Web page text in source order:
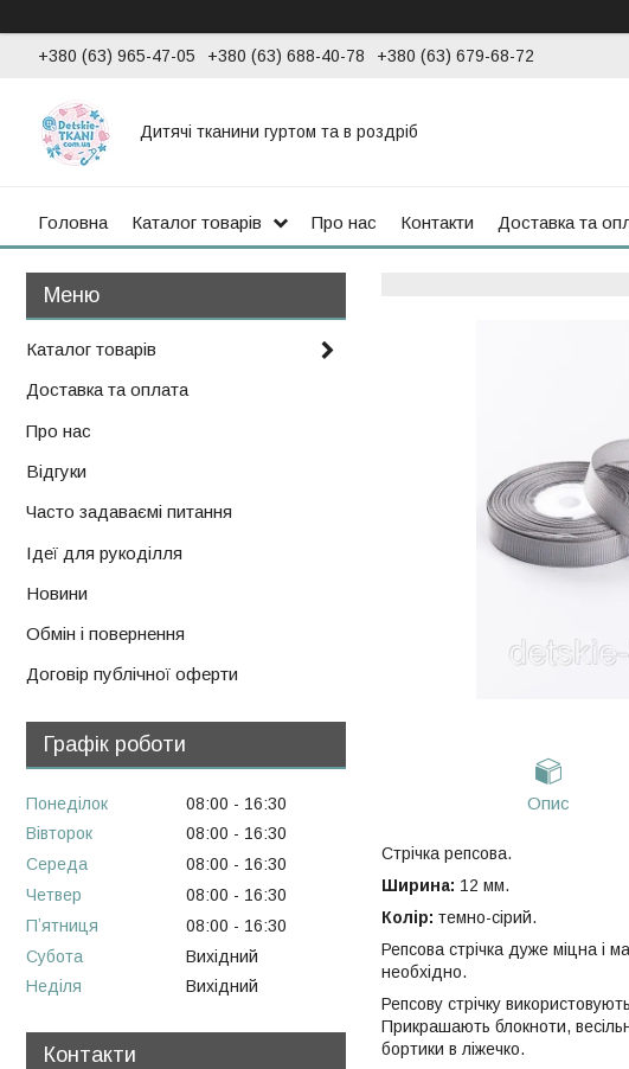
+380 (63) 965-47-05 +380 (63) 688-40-78 +380 (63) 679-68-72
Дитячі тканини гуртом та в роздріб
Головна Каталог товарів Про нас Контакти Доставка та
Опис
Стрічка репсова.
Ширина: 12 мм.
Колір: темно-сірий.
Репсова стрічка дуже міцна і
необхідно.
Репсову стрічку
Прикрашають блокноти,
бортики в ліжечко.
Каталог товарів
Доставка та оплата
Про нас
Відгуки
Часто задаваємі питання
Ідеї для рукоділля
Новини
Обмін і повернення
Договір публічної оферти
Графік роботи
Понеділок 08:00
16:30
Вівторок
08:00
16:30
Середа
08:00
16:30
Четвер
08:00
16:30
Пʼятниця
08:00
16:30
Субота
Вихідний
Неділя
Вихідний
Контакти